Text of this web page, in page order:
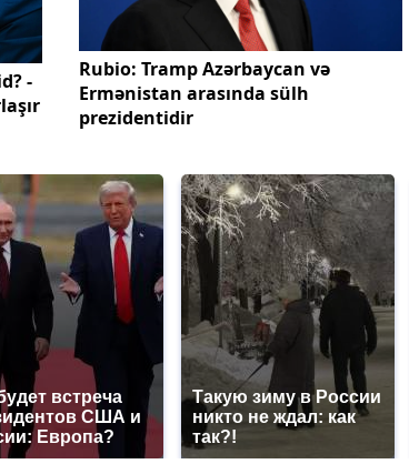
-
Rubio: Tramp Azərbaycan və
Ermənistan arasında sülh
prezidentidir
встреча
США и
Европа?
Такую зиму в России
никто не ждал: как
так?!